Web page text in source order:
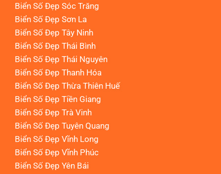
Biển Số Đẹp Sóc Trăng
Biển Số Đẹp Sơn La
Biển Số Đẹp Tây Ninh
Biển Số Đẹp Thái Bình
Biển Số Đẹp Thái Nguyên
Biển Số Đẹp Thanh Hóa
Biển Số Đẹp Thừa Thiên Huế
Biển Số Đẹp Tiền Giang
Biển Số Đẹp Trà Vinh
Biển Số Đẹp Tuyên Quang
Biển Số Đẹp Vĩnh Long
Biển Số Đẹp Vĩnh Phúc
Biển Số Đẹp Yên Bái